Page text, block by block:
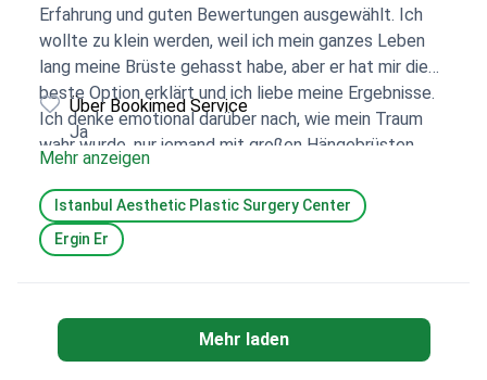
Erfahrung und guten Bewertungen ausgewählt. Ich
wollte zu klein werden, weil ich mein ganzes Leben
lang meine Brüste gehasst habe, aber er hat mir die
beste Option erklärt und ich liebe meine Ergebnisse.
Ich denke emotional darüber nach, wie mein Traum
wahr wurde, nur jemand mit großen Hängebrüsten
kann das verstehen. Ich fühle mich wie ein ganz neuer
Mensch. Das ist lebensverändernd. Alle Kleider und
Oberteile, die ich nicht tragen könnte, kann ich jetzt
tragen. Ich werde nicht kämpfen müssen, um nach
… endlos. Ich habe meine Erfahrung genossen, es war
eine Solo-Reise, die ich brauchte, und es ist
Über Bookimed Service
Ja
Mehr anzeigen
Istanbul Aesthetic Plastic Surgery Center
Ergin Er
Mehr laden